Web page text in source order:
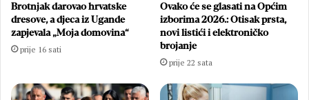
Brotnjak darovao hrvatske
dresove, a djeca iz Ugande
zapjevala „Moja domovina“
prije 16 sati
Ovako će se glasati na Općim
izborima 2026.: Otisak prsta,
novi listići i elektroničko
brojanje
prije 22 sata